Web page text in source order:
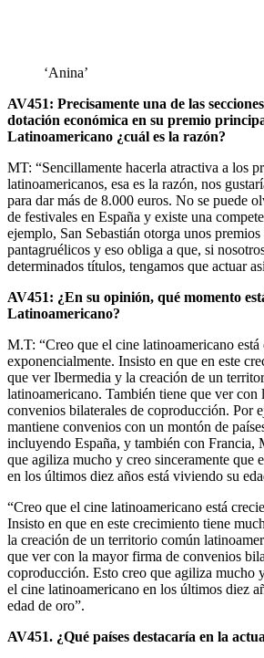
‘Anina’
AV451: Precisamente una de las
dotación económica en su premio
Latinoamericano ¿cuál es la razón?
MT: “Sencillamente hacerla atractiva a los
latinoamericanos, esa es la razón, nos
para dar más de 8.000 euros. No se puede
de festivales en España y existe una
ejemplo, San Sebastián otorga unos premios
pantagruélicos y eso obliga a que, si
determinados títulos, tengamos que actuar
AV451: ¿En su opinión, qué momento
Latinoamericano?
M.T: “Creo que el cine latinoamericano está
exponencialmente. Insisto en que en este
que ver Ibermedia y la creación de un
latinoamericano. También tiene que ver con
convenios bilaterales de coproducción. Por
mantiene convenios con un montón de
incluyendo España, y también con
que agiliza mucho y creo sinceramente que
en los últimos diez años está viviendo su
“Creo que el cine latinoamericano está
Insisto en que en este crecimiento tiene
la creación de un territorio común
que ver con la mayor firma de convenios
coproducción. Esto creo que agiliza mucho
el cine latinoamericano en los últimos diez
edad de oro”.
AV451. ¿Qué países destacaría en la